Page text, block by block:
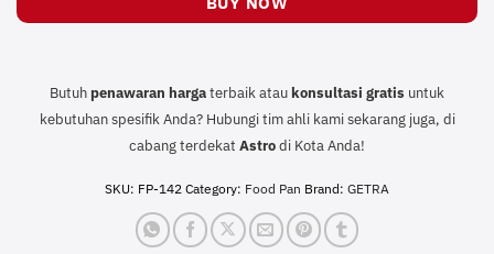
Butuh penawaran hargaterbaik atau konsultasi gratis untuk
kebutuhan spesifik Anda? Hubungi tim ahli kami sekarang juga, di
cabang terdekat Astrodi Kota Anda!
SKU: FP-142 Category: Food Pan Brand: GETRA